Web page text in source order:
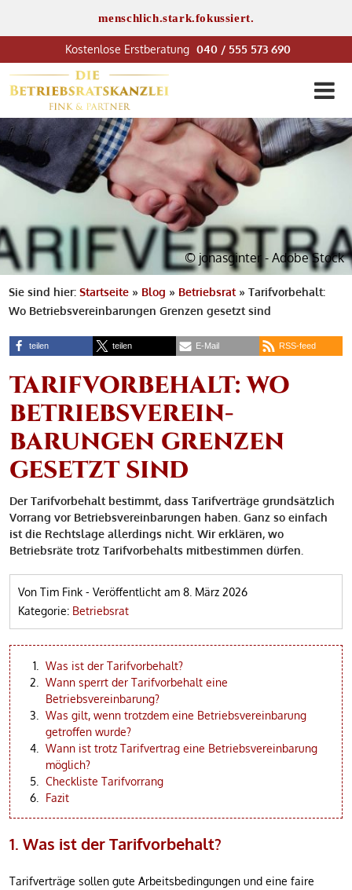
menschlich.stark.fokussiert.
040 / 555 573 690
© jonasginter - Adobe Stock
Sie sind hier:Startseite » Blog » Betriebsrat »Tarifvorbehalt:
Wo Betriebsverein­barungen Grenzen gesetzt sind
teilen teilen E-Mail RSS-feed
TARIFVORBEHALT: WO
BETRIEBSVEREIN­
BARUNGEN GRENZEN
GESETZT SIND
Der Tarifvorbehalt bestimmt, dass Tarifverträge grundsätzlich
Vorrang vor Betriebsvereinbarungen haben. Ganz so einfach
ist die Rechtslage allerdings nicht. Wir erklären, wo
Betriebsräte trotz Tarifvorbehalts mitbestimmen dürfen.
Von Tim Fink - Veröffentlicht am 8. März 2026
Kategorie: Betriebsrat
Was ist der Tarifvorbehalt?
Wann sperrt der Tarifvorbehalt eine
Betriebsvereinbarung?
Was gilt, wenn trotzdem eine Betriebsvereinbarung
getroffen wurde?
Wann ist trotz Tarifvertrag eine Betriebsvereinbarung
möglich?
Checkliste Tarifvorrang
Fazit
1. Was ist der Tarifvorbehalt?
Tarifverträge sollen gute Arbeitsbedingungen und eine faire